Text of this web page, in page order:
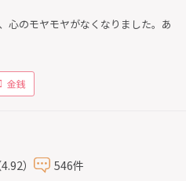
心のモヤモヤがなくなりました。あ
金銭
） 546件